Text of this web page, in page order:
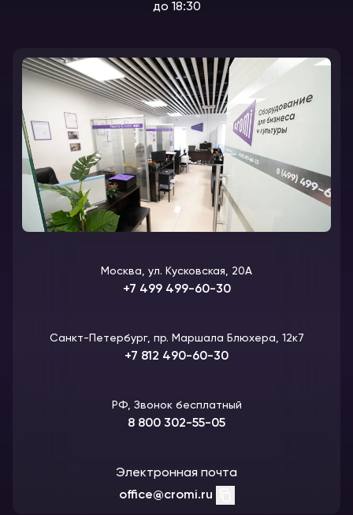
до 18:30
Москва, ул. Кусковская, 20А
+7 499 499-60-30
Санкт-Петербург, пр. Маршала Блюхера, 12к7
+7 812 490-60-30
РФ, Звонок бесплатный
8 800 302-55-05
Электронная почта
office@cromi.ru